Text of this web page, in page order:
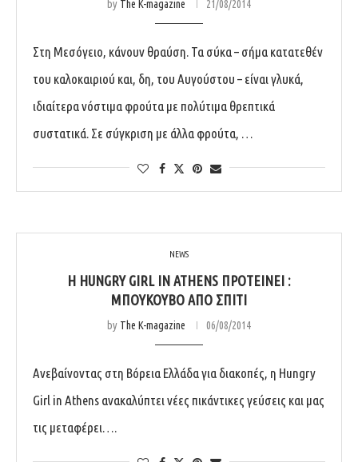
by The K-magazine 21/08/2014
Στη Μεσόγειο, κάνουν θραύση. Τα σύκα – σήμα κατατεθέν
του καλοκαιριού και, δη, του Αυγούστου – είναι γλυκά,
ιδιαίτερα νόστιμα φρούτα με πολύτιμα θρεπτικά
συστατικά. Σε σύγκριση με άλλα φρούτα, …
NEWS
H HUNGRY GIRL IN ATHENS ΠΡΟΤΕΊΝΕΙ :
ΜΠΟΎΚΟΥΒΟ ΑΠΌ ΣΠΊΤΙ
by The K-magazine 06/08/2014
Ανεβαίνοντας στη Βόρεια Ελλάδα για διακοπές, η Hungry
Girl in Athens ανακαλύπτει νέες πικάντικες γεύσεις και μας
τις μεταφέρει….